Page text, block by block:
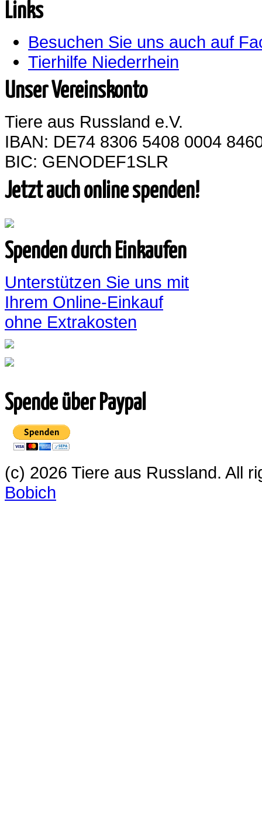
Links
Besuchen Sie uns auch auf
Tierhilfe Niederrhein
Unser Vereinskonto
Tiere aus Russland e.V.
IBAN: DE74 8306 5408 0004
BIC: GENODEF1SLR
Jetzt auch online spenden!
Spenden durch Einkaufen
Unterstützen Sie uns mit
Ihrem Online-Einkauf
ohne Extrakosten
Spende über Paypal
(c) 2026 Tiere aus Russland. All
Bobich